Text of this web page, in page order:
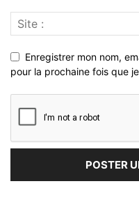
Enregistrer mon nom,
pour la prochaine fois que